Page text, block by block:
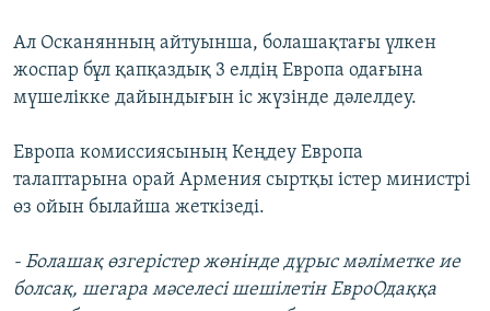
Ал Осканянның айтуынша, болашақтағы үлкен
жоспар бұл қапқаздық 3 елдің Европа одағына
мүшелікке дайындығын іс жүзінде дәлелдеу.
Европа комиссиясының Кеңдеу Европа
талаптарына орай Армения сыртқы істер министрі
өз ойын былайша жеткізеді.
- Болашақ өзгерістер жөнінде дұрыс мәліметке ие
болсақ, шегара мәселесі шешілетін ЕвроОдаққа